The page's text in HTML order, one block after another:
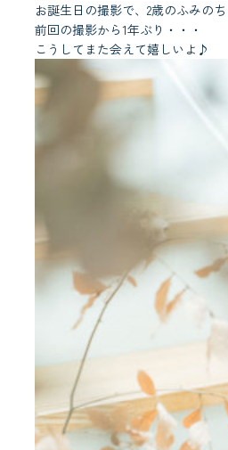
お誕生日の撮影で、2歳のふみの
前回の撮影から1年ぶり・・・
こうしてまた会えて嬉しいよ♪